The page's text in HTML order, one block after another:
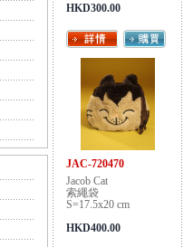
HKD300.00
JAC-720470
Jacob Cat
索繩袋
S=17.5x20 cm
HKD400.00